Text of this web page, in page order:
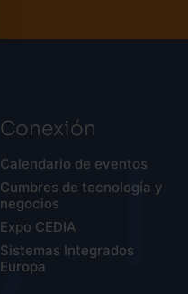
Conexión
Calendario de eventos
Cumbres de tecnología y
negocios
Expo CEDIA
Sistemas Integrados
Europa